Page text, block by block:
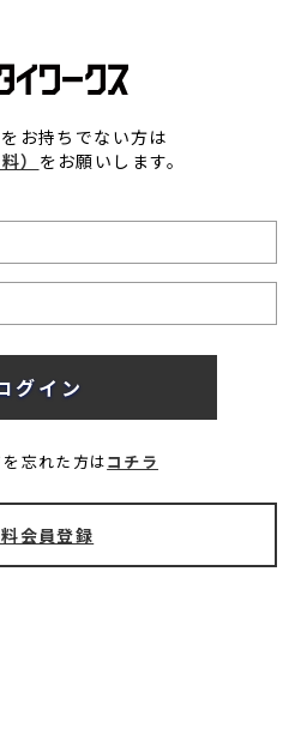
お持ちでない方は
） をお願いします。
忘れた方はコチラ
会員登録